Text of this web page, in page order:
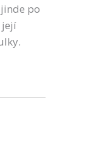
po
její